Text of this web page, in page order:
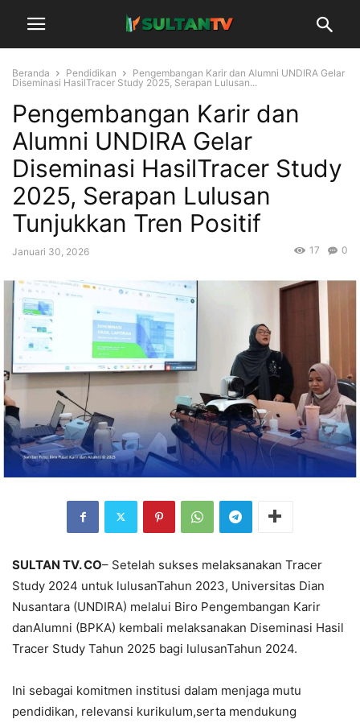
Beranda Pendidikan
Pengembangan Karir dan Alumni UNDIRA Gelar
Diseminasi HasilTracer Study 2025, Serapan Lulusan...
Pengembangan Karir dan
Alumni UNDIRA Gelar
Diseminasi HasilTracer Study
2025, Serapan Lulusan
Tunjukkan Tren Positif
Januari 30, 2026 0
17
SULTAN TV. CO– Setelah sukses melaksanakan Tracer
Study 2024 untuk lulusanTahun 2023, Universitas Dian
Nusantara (UNDIRA) melalui Biro Pengembangan Karir
danAlumni (BPKA) kembali melaksanakan Diseminasi Hasil
Tracer Study Tahun 2025 bagi lulusanTahun 2024.
Ini sebagai komitmen institusi dalam menjaga mutu
pendidikan, relevansi kurikulum,serta mendukung